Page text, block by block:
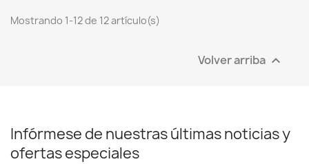
Mostrando 1-12 de 12 artículo(s)
Volver arriba 
Infórmese de nuestras últimas noticias y
ofertas especiales